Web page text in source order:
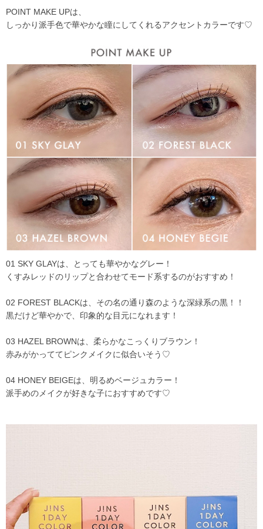
POINT MAKE UPは、
しっかり派手色で華やかな瞳にしてくれるアクセントカラーです♡
01 SKY GLAYは、とっても華やかなグレー！
くすみレッドのリップと合わせてモード系するのがおすすめ！
02 FOREST BLACKは、その名の通り森のような深緑系の黒！！
黒だけど華やかで、印象的な目元になれます！
03 HAZEL BROWNは、柔らかなこっくりブラウン！
赤みがかっててピンクメイクに似合いそう♡
04 HONEY BEIGEは、明るめベージュカラー！
派手めのメイクが好きな子におすすめです♡